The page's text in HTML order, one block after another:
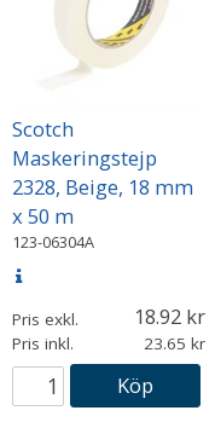
Scotch
Maskeringstejp
2328, Beige, 18 mm
x 50 m
123-06304A
Pris exkl. 18.92
Pris inkl. 23.65
Köp